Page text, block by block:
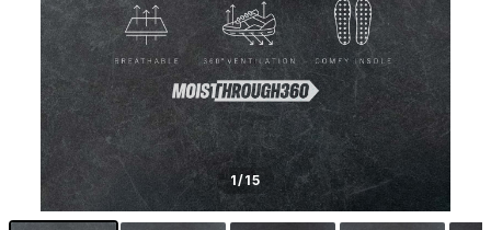
1/15